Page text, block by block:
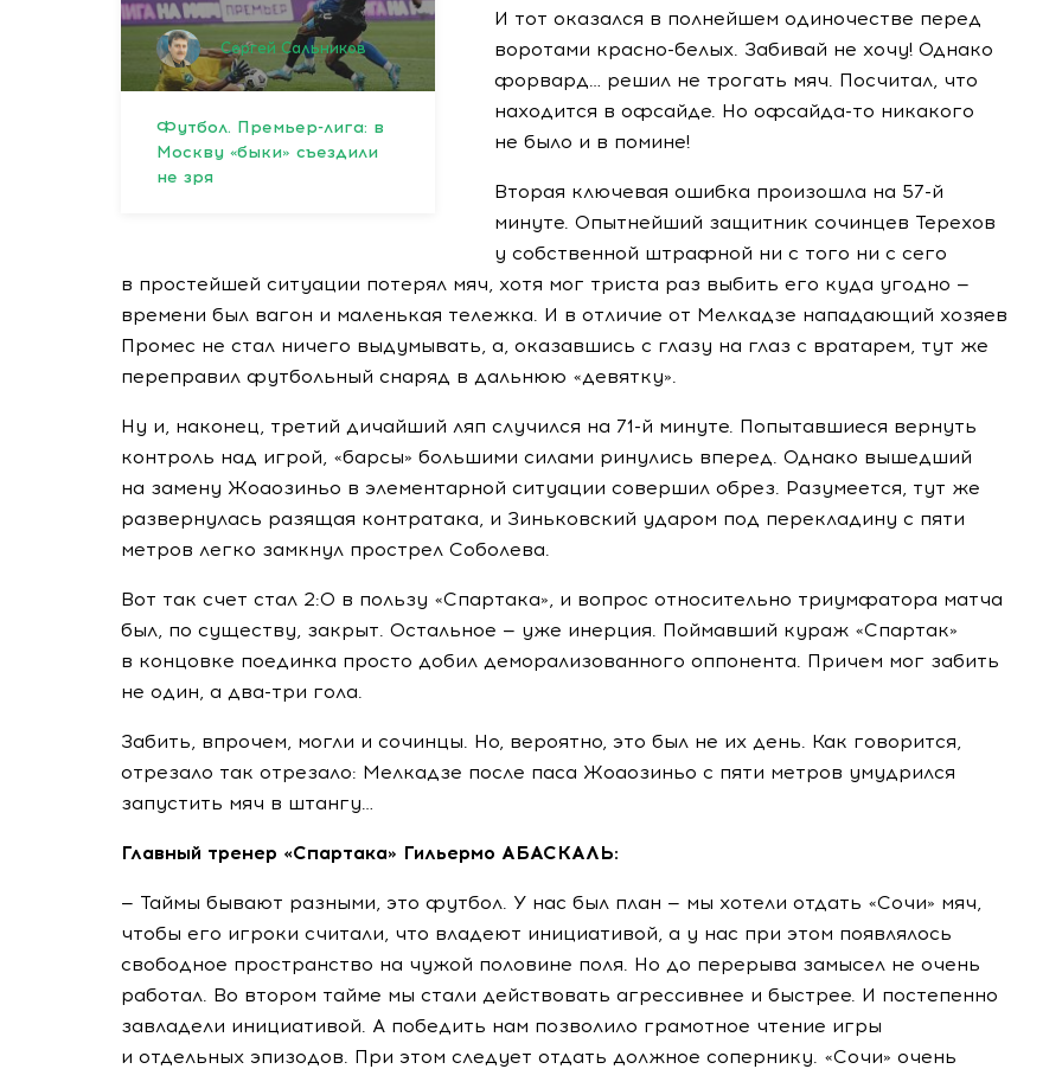
Сергей Сальников
Футбол. Премьер-лига: в
Москву «быки» съездили
не зря
И тот оказался в полнейшем одиночестве перед
воротами красно-белых. Забивай не хочу! Однако
форвард… решил не трогать мяч. Посчитал, что
находится в офсайде. Но офсайда-то никакого
не было и в помине!
Вторая ключевая ошибка произошла на 57-й
минуте. Опытнейший защитник сочинцев Терехов
у собственной штрафной ни с того ни с сего
в простейшей ситуации потерял мяч, хотя мог триста раз выбить его куда угодно —
времени был вагон и маленькая тележка. И в отличие от Мелкадзе нападающий хозяев
Промес не стал ничего выдумывать, а, оказавшись с глазу на глаз с вратарем, тут же
переправил футбольный снаряд в дальнюю «девятку».
Ну и, наконец, третий дичайший ляп случился на 71-й минуте. Попытавшиеся вернуть
контроль над игрой, «барсы» большими силами ринулись вперед. Однако вышедший
на замену Жоаозиньо в элементарной ситуации совершил обрез. Разумеется, тут же
развернулась разящая контратака, и Зиньковский ударом под перекладину с пяти
метров легко замкнул прострел Соболева.
Вот так счет стал 2:0 в пользу «Спартака», и вопрос относительно триумфатора матча
был, по существу, закрыт. Остальное — уже инерция. Поймавший кураж «Спартак»
в концовке поединка просто добил деморализованного оппонента. Причем мог забить
не один, а два-три гола.
Забить, впрочем, могли и сочинцы. Но, вероятно, это был не их день. Как говорится,
отрезало так отрезало: Мелкадзе после паса Жоаозиньо с пяти метров умудрился
запустить мяч в штангу…
Главный тренер «Спартака» Гильермо АБАСКАЛЬ:
— Таймы бывают разными, это футбол. У нас был план — мы хотели отдать «Сочи» мяч,
чтобы его игроки считали, что владеют инициативой, а у нас при этом появлялось
свободное пространство на чужой половине поля. Но до перерыва замысел не очень
работал. Во втором тайме мы стали действовать агрессивнее и быстрее. И постепенно
завладели инициативой. А победить нам позволило грамотное чтение игры
и отдельных эпизодов. При этом следует отдать должное сопернику. «Сочи» очень